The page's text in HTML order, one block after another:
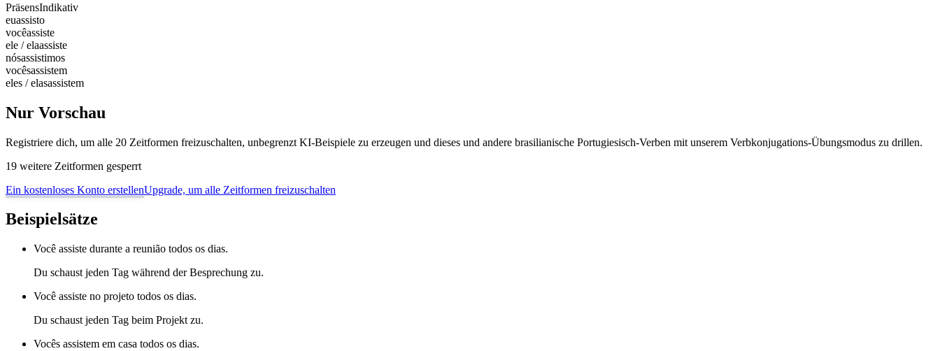
PräsensIndikativ
euassisto
vocêassiste
ele / elaassiste
nósassistimos
vocêsassistem
eles / elasassistem
Nur Vorschau
Registriere dich, um alle 20 Zeitformen freizuschalten, unbegrenzt KI-Beispiele zu erzeugen und dieses und andere brasilianische Portugiesisch-Verben mit unserem Verbkonjugations-Übungsmodus zu drillen.
19 weitere Zeitformen gesperrt
Ein kostenloses Konto erstellenUpgrade, um alle Zeitformen freizuschalten
Beispielsätze
Você assiste durante a reunião todos os dias.
Du schaust jeden Tag während der Besprechung zu.
Você assiste no projeto todos os dias.
Du schaust jeden Tag beim Projekt zu.
Vocês assistem em casa todos os dias.